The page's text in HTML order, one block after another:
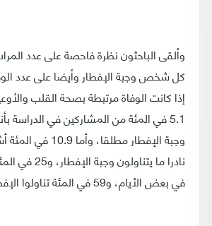
وألقى الباحثون نظرة فاحصة على عدد
كل شخص وجبة الإفطار وأيضا على عدد
إذا كانت الوفاة مرتبطة بصحة القلب
5.1 في المئة من المشاركين في الدراسة
وجبة الإفطار مطلقا،
نادرا ما
في بعض الأيام، و59 في المئة تناولوا الإفطار كل يوم.